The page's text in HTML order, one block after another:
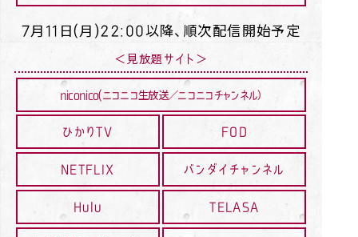
7月11日(月)22:00以降、順次配信開始予定
＜見放題サイト＞
niconico(ニコニコ生放送／ニコニコチャンネル）
ひかりTV FOD
NETFLIX バンダイチャンネル
Hulu TELASA